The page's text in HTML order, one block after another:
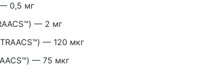
— 0,5 мг
— 2 мг
— 120 мкг
— 75 мкг